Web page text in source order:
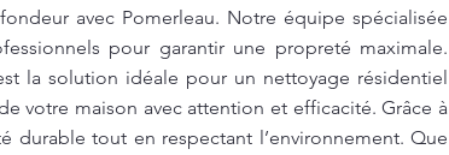
avec Pomerleau. Notre équipe spécialisée
pour garantir une propreté maximale.
la solution idéale pour un nettoyage résidentiel
votre maison avec attention et efficacité. Grâce à
tout en respectant l’environnement. Que